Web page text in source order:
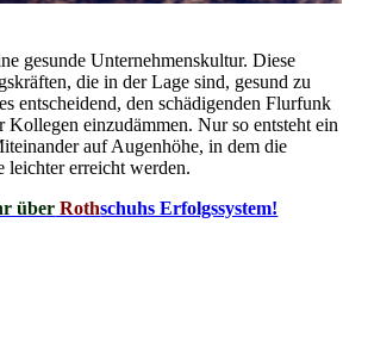
gesunde Unternehmenskultur. Diese
die in der Lage sind, gesund zu
entscheidend, den schädigenden Flurfunk
Kollegen einzudämmen. Nur so entsteht ein
auf Augenhöhe, in dem die
leichter erreicht werden.
über Rothschuhs Erfolgssystem!